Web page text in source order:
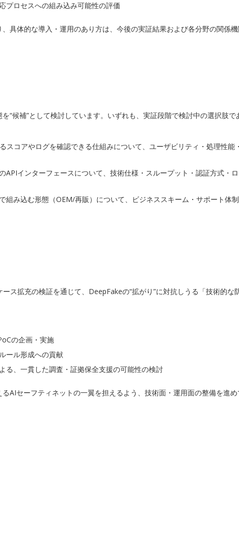
プロセスへの組み込み可能性の評価
具体的な導入・運用のあり方は、今後の実証結果および各分野の関係
“候補”として検討しています。いずれも、実証段階で検討中の選択肢で
コアやログを確認できる仕組みについて、ユーザビリティ・処理性能
インターフェースについて、技術仕様・スループット・認証方式・
み込む形態（OEM/再販）について、ビジネススキーム・サポート体
ス拡充の検証を通じて、DeepFakeの“拡がり”に対抗しうる「技術的
の企画・実施
ール形成への貢献
る、一貫した調査・証拠保全支援の可能性の検討
AIセーフティネットの一翼を担えるよう、技術面・運用面の整備を進め